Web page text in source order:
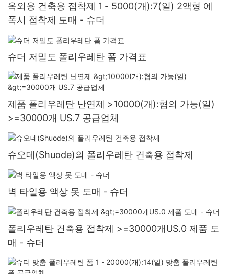
옥외용 건축용 접착제 1 - 5000(개):7(일) 2액형 에
폭시 접착제 도매 - 슈더
슈더 저밀도 폴리우레탄 폼 가격표
제품 폴리우레탄 난연제 >10000(개):협의 가능(일)
>=30000개 US.7 공급업체
슈오데(Shuode)의 폴리우레탄 건축용 접착제
벽 타일용 액상 못 도매 - 슈더
폴리우레탄 건축용 접착제 >=30000개US.0 제품 도
매 - 슈더